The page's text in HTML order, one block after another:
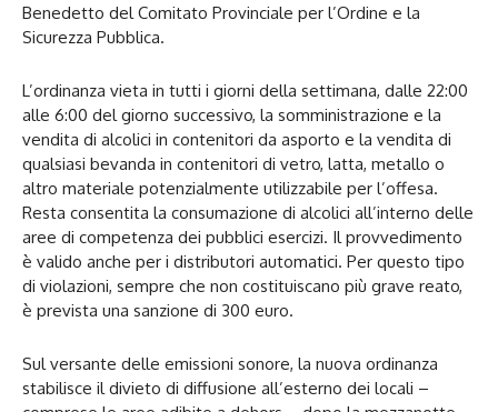
Benedetto del Comitato Provinciale per l’Ordine e la
Sicurezza Pubblica.
L’ordinanza vieta in tutti i giorni della settimana, dalle 22:00
alle 6:00 del giorno successivo, la somministrazione e la
vendita di alcolici in contenitori da asporto e la vendita di
qualsiasi bevanda in contenitori di vetro, latta, metallo o
altro materiale potenzialmente utilizzabile per l’offesa.
Resta consentita la consumazione di alcolici all’interno delle
aree di competenza dei pubblici esercizi. Il provvedimento
è valido anche per i distributori automatici. Per questo tipo
di violazioni, sempre che non costituiscano più grave reato,
è prevista una sanzione di 300 euro.
Sul versante delle emissioni sonore, la nuova ordinanza
stabilisce il divieto di diffusione all’esterno dei locali –